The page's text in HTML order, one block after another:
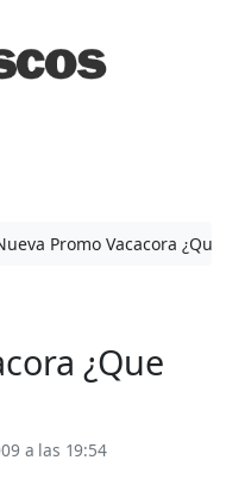
Promo Vacacora
¿Que
a las 19:54